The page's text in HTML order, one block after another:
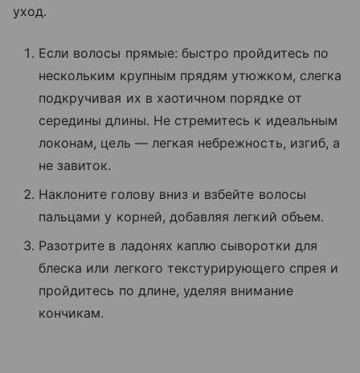
уход.
Если волосы прямые: быстро пройдитесь по
нескольким крупным прядям утюжком, слегка
подкручивая их в хаотичном порядке от
середины длины. Не стремитесь к идеальным
локонам, цель — легкая небрежность, изгиб, а
не завиток.
Наклоните голову вниз и взбейте волосы
пальцами у корней, добавляя легкий объем.
Разотрите в ладонях каплю сыворотки для
блеска или легкого текстурирующего спрея и
пройдитесь по длине, уделяя внимание
кончикам.